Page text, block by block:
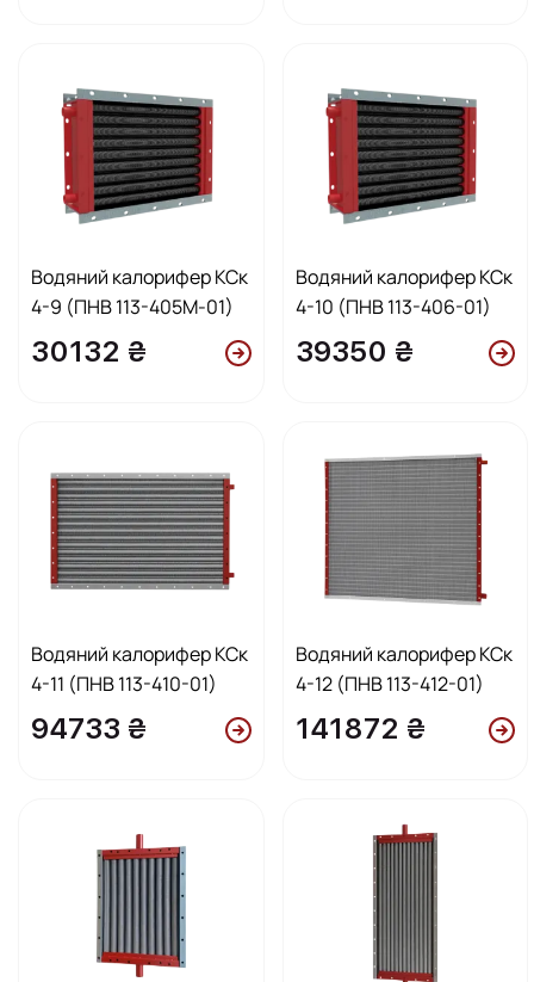
Водяний калорифер КСк
4-9 (ПНВ 113-405М-01)
30132 ₴
Водяний калорифер КСк
4-10 (ПНВ 113-406-01)
39350 ₴
Водяний калорифер КСк
4-11 (ПНВ 113-410-01)
94733 ₴
Водяний калорифер КСк
4-12 (ПНВ 113-412-01)
141872 ₴